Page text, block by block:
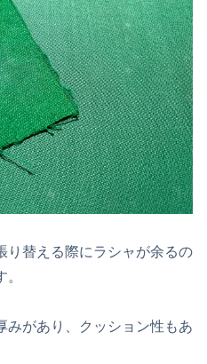
り替える際にラシャが余るの
みがあり、クッション性もあ